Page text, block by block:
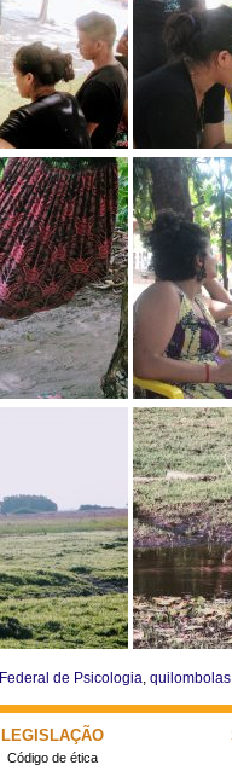
de Psicologia, quilombolas
LEGISLAÇÃO
Código de ética